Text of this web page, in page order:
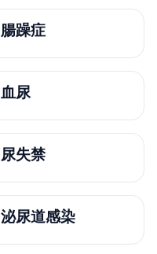
腸躁症
血尿
尿失禁
泌尿道感染